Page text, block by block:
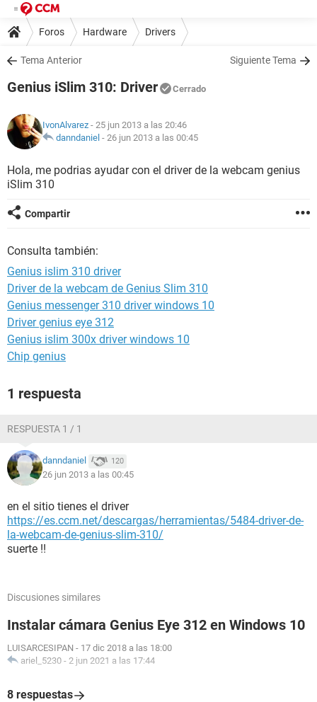
Foros Hardware Drivers
Tema Anterior Siguiente Tema
Genius iSlim 310: Driver Cerrado
IvonAlvarez - 25 jun 2013 a las 20:46
danndaniel - 26 jun 2013 a las 00:45
Hola, me podrias ayudar con el driver de la webcam genius
iSlim 310
Compartir
Consulta también:
Genius islim 310 driver
Driver de la webcam de Genius Slim 310
Genius messenger 310 driver windows 10
Driver genius eye 312
Genius islim 300x driver windows 10
Chip genius
1 respuesta
RESPUESTA 1 / 1
danndaniel 120
26 jun 2013 a las 00:45
en el sitio tienes el driver
https://es.ccm.net/descargas/herramientas/5484-driver-de-
la-webcam-de-genius-slim-310/
suerte !!
Discusiones similares
Instalar cámara Genius Eye 312 en Windows 10
LUISARCESIPAN - 17 dic 2018 a las 18:00
ariel_5230 - 2 jun 2021 a las 17:44
8 respuestas